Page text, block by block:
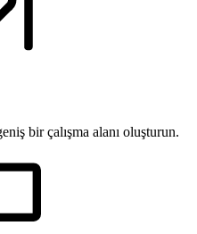
bir çalışma alanı oluşturun.